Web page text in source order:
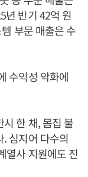
년 반기 42억 원
부문 매출은 수
수익성 악화에
한 채, 몸집 불
심지어 다수의
열사 지원에도 진